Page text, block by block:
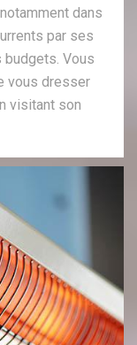
dans
par ses
Vous
vous dresser
visitant son